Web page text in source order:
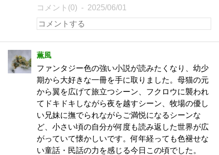
コメント(0) 2025/06/01
薫風
ファンタジー色の強い小説が読みたくなり、幼少
期から大好きな一冊を手に取りました。母猫の元
から翼を広げて旅立つシーン、フクロウに襲われ
てドキドキしながら夜を越すシーン、牧場の優し
い兄妹に撫でられながらご満悦になるシーンな
ど、小さい頃の自分が何度も読み返した世界が広
がっていて懐かしいです。何年経っても色褪せな
い童話・民話の力を感じる今日この頃でした。